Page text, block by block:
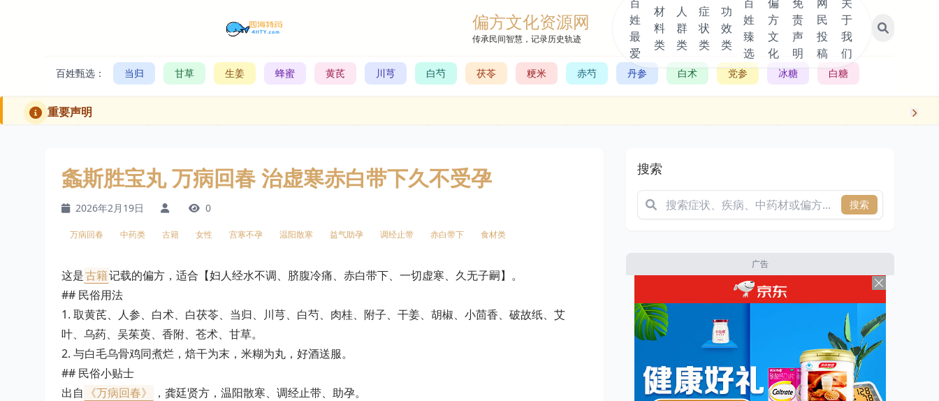
偏方文化资源网
传承民间智慧，记录历史轨迹
姓
最
爱
材
料
类
人
群
类
症
状
类
功
效
类
姓
臻
选
方
文
化
责
声
明
民
投
稿
于
我
们
百姓甄选： 当归 甘草 生姜 蜂蜜 黄芪 川芎 白芍 茯苓 粳米 赤芍 丹参 白术 党参 冰糖 白糖
重要声明
螽斯胜宝丸 万病回春 治虚寒赤白带下久不受孕
2026年2月19日 0
万病回春 中药类 古籍 女性 宫寒不孕 温阳散寒 益气助孕 调经止带 赤白带下 食材类
这是古籍记载的偏方，适合【妇人经水不调、脐腹冷痛、赤白带下、一切虚寒、久无子嗣】。
## 民俗用法
1. 取黄芪、人参、白术、白茯苓、当归、川芎、白芍、肉桂、附子、干姜、胡椒、小茴香、破故纸、艾
叶、乌药、吴茱萸、香附、苍术、甘草。
2. 与白毛乌骨鸡同煮烂，焙干为末，米糊为丸，好酒送服。
## 民俗小贴士
出自 《万病回春》 ，龚廷贤方，温阳散寒、调经止带、助孕。
搜索
搜索
广告